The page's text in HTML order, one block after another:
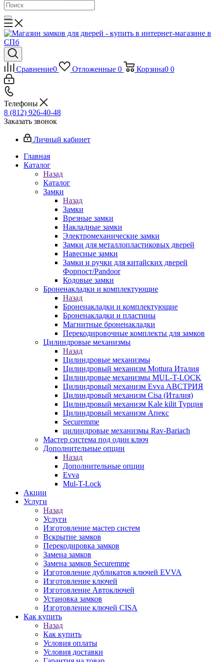
Сравнение0 Отложенные 0 Корзина0 0
Телефоны
8 (812) 926-40-48
Заказать звонок
Личный кабинет
Главная
Каталог
Назад
Каталог
Замки
Назад
Замки
Врезные замки
Накладные замки
Электромеханические замки
Замки для металлопластиковых дверей
Навесные замки
Замки и ручки для китайских дверей
Форпост/Раndoor
Кодовые замки
Броненакладки и комплектующие
Назад
Броненакладки и комплектующие
Броненакладки и пластины
Магнитные броненакладки
Перекодировочные комплекты для замков
Цилиндровые механизмы
Назад
Цилиндровые механизмы
Цилиндровый механизм Mottura Италия
Цилиндровые механизмы MUL-T-LOCK
Цилиндровый механизм Evva АВСТРИЯ
Цилиндровый механизм Cisa (Италия)
Цилиндровый механизм Kale kilit Турция
Цилиндровый механизм Апекс
Securemme
цилиндровые механизмы Rav-Bariach
Мастер система под один ключ
Дополнительные опции
Назад
Дополнительные опции
Evva
Mul-T-Lock
Акции
Услуги
Назад
Услуги
Изготовление мастер систем
Вскрытие замков
Перекодировка замков
Замена замков
Замена замков Securemme
Изготовление дубликатов ключей EVVA
Изготовление ключей
Изготовление Автоключей
Установка замков
Изготовление ключей CISA
Как купить
Назад
Как купить
Условия оплаты
Условия доставки